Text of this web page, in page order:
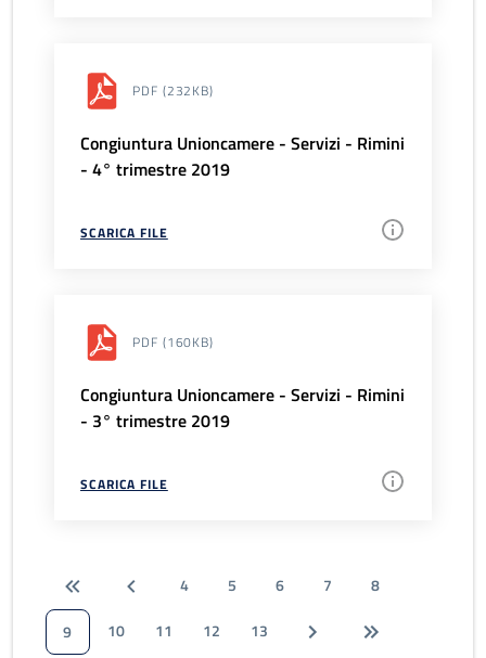
PDF (232KB)
Congiuntura Unioncamere - Servizi - Rimini
- 4° trimestre 2019
SCARICA FILE
PDF (160KB)
Congiuntura Unioncamere - Servizi - Rimini
- 3° trimestre 2019
SCARICA FILE
4 5 6 7
8
9
10 11 12 13